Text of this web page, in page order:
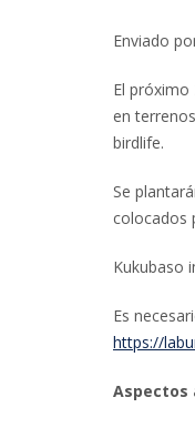
Enviado
El
en
birdlife.
Se
colocados
Kukubaso
Es
https://
Aspectos